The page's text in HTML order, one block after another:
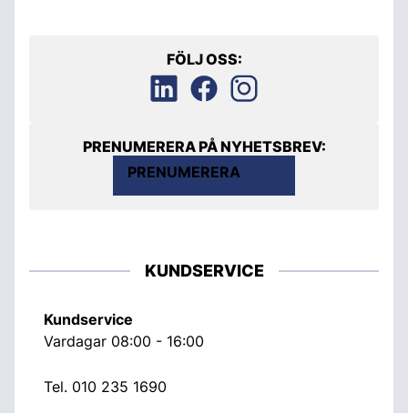
FÖLJ OSS:
PRENUMERERA PÅ NYHETSBREV:
PRENUMERERA
KUNDSERVICE
Kundservice
Vardagar 08:00 - 16:00
Tel. 010 235 1690